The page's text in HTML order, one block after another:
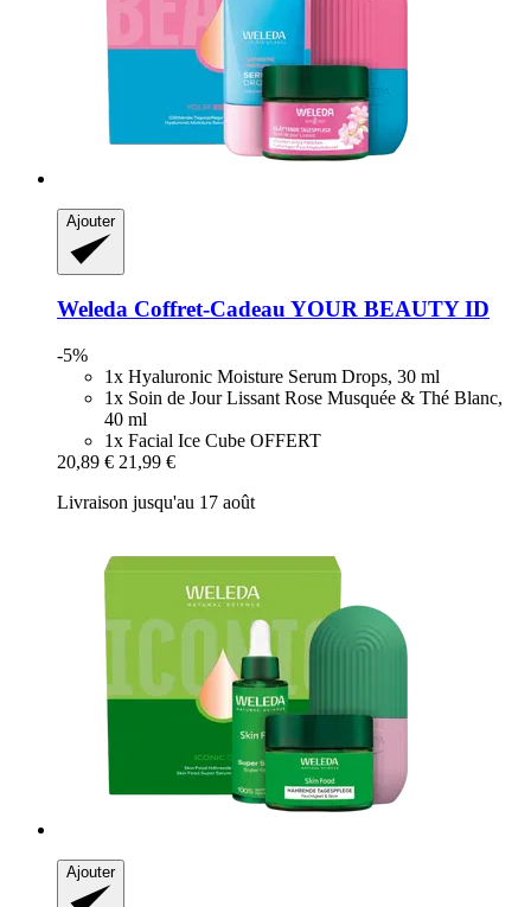
Ajouter
Weleda Coffret-​Cadeau YOUR BEAUTY ID
-5%
1x Hyaluronic Moisture Serum Drops, 30 ml
1x Soin de Jour Lissant Rose Musquée & Thé Blanc,
40 ml
1x Facial Ice Cube OFFERT
20,89 € 21,99 €
Livraison jusqu'au 17 août
Ajouter